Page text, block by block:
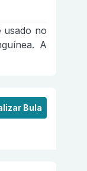
usado no
A
Bula